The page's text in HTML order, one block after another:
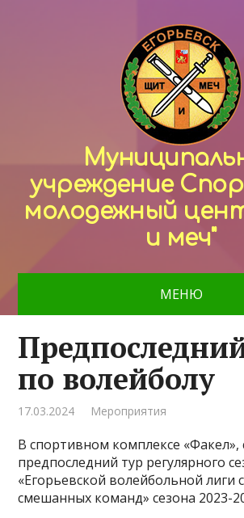
учреждение
молодежный
и меч"
МЕНЮ
по волейболу
17.03.2024 Мероприятия
В спортивном комплексе «Факел»,
предпоследний тур регулярного
«Егорьевской волейбольной лиги
смешанных команд» сезона 2023-